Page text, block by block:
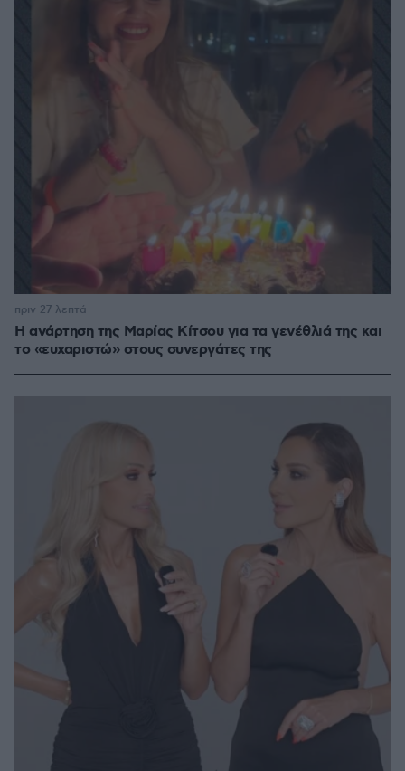
Η ανάρτηση της Μαρίας Κίτσου για τα γενέθλιά της και
το «ευχαριστώ» στους συνεργάτες της
πριν 27 λεπτά